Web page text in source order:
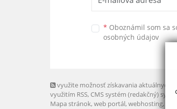
* Oboznámil som sa
osobných údajov
využite možnosť získavania aktuálnych
využitím RSS, CMS systém (redakčný)
Mapa stránok, web portál, webhosting,